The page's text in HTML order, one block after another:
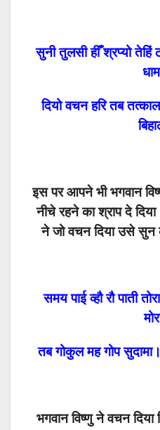
सुनी तुलसी हीँ श्रप्यो
दियो वचन हरि तब
इस पर आपने भी भगवान
नीचे रहने का श्राप दे
ने जो वचन दिया उसे सुन
समय पाई व्हौ रौ पाती
तब गोकुल मह गोप
भगवान विष्णु ने वचन